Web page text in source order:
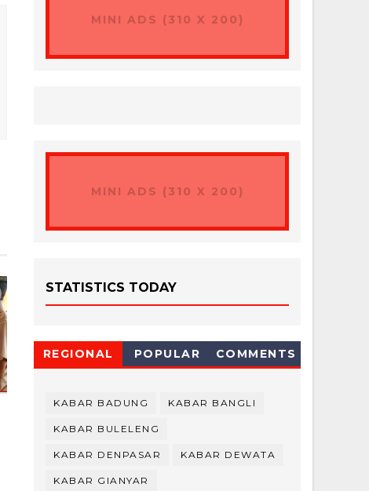
MINI ADS (310 X 200)
MINI ADS (310 X 200)
STATISTICS TODAY
REGIONAL POPULAR COMMENTS
KABAR BADUNG KABAR BANGLI
KABAR BULELENG
KABAR DENPASAR KABAR DEWATA
KABAR GIANYAR